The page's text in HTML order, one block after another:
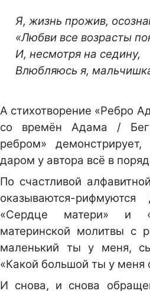
Я, жизнь прожив,
«Любви все возрасты
И, несмотря на седину,
Влюбляюсь я,
А стихотворение «Ребро
со времён Адама /
ребром»
даром у автора всё в
По счастливой
оказываются-рифмуются
«Сердце матери» и
материнской молитвы с
маленький ты у меня,
«Какой большой ты у меня
И снова, и снова